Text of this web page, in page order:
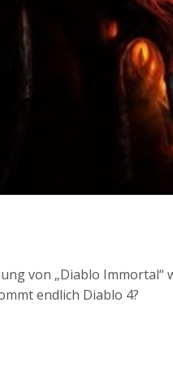
von „Diablo
endlich Diablo 4?